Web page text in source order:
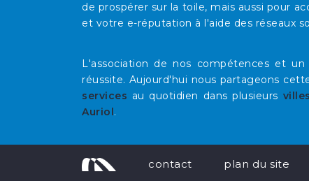
de prospérer sur la toile, mais aussi pour
et votre e-réputation à l'aide des réseaux
L'association de nos compétences et
réussite. Aujourd'hui nous partageons
services au quotidien dans plusieurs villes
Auriol.
contact plan du site